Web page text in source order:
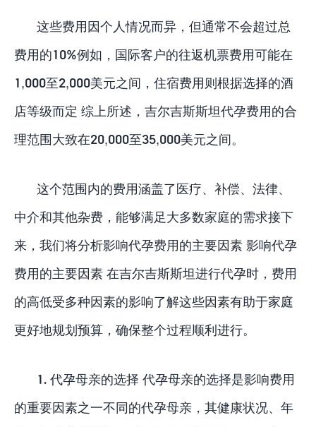
这些费用因个人情况而异，但通常不会超过总
费用的10%例如，国际客户的往返机票费用可能在
1,000至2,000美元之间，住宿费用则根据选择的酒
店等级而定 综上所述，吉尔吉斯斯坦代孕费用的合
理范围大致在20,000至35,000美元之间。
这个范围内的费用涵盖了医疗、补偿、法律、
中介和其他杂费，能够满足大多数家庭的需求接下
来，我们将分析影响代孕费用的主要因素 影响代孕
费用的主要因素 在吉尔吉斯斯坦进行代孕时，费用
的高低受多种因素的影响了解这些因素有助于家庭
更好地规划预算，确保整个过程顺利进行。
1. 代孕母亲的选择 代孕母亲的选择是影响费用
的重要因素之一不同的代孕母亲，其健康状况、年